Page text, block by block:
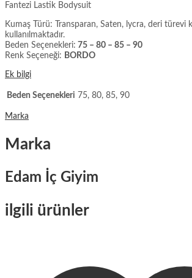
Fantezi Lastik Bodysuit
Kumaş Türü: Transparan, Saten, lycra, deri türevi
kullanılmaktadır.
Beden Seçenekleri: 75 – 80 – 85 – 90
Renk Seçeneği: BORDO
Ek bilgi
Beden Seçenekleri 75, 80, 85, 90
Marka
Marka
Edam İç Giyim
ilgili ürünler